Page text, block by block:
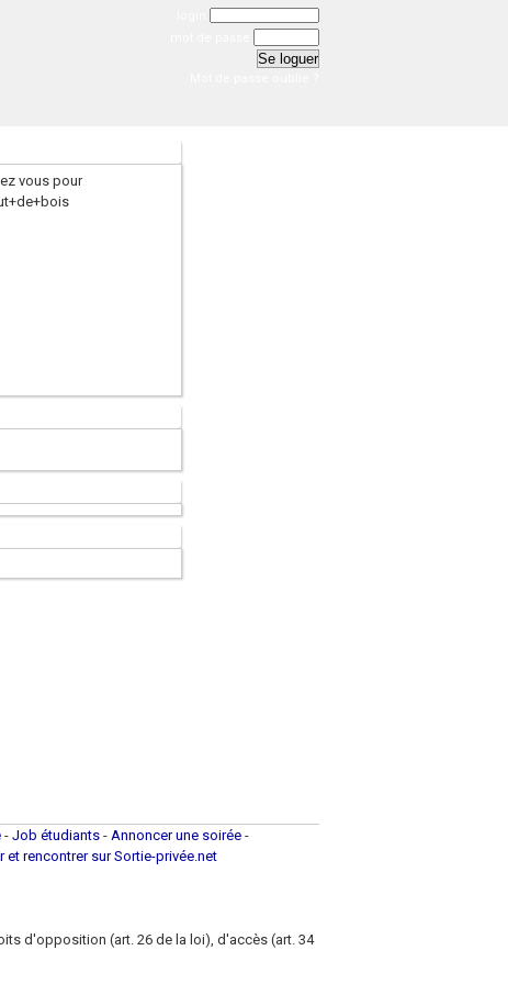
vous pour
- Job étudiants - Annoncer une soirée -
et rencontrer sur Sortie-privée.net
d'opposition (art. 26 de la loi), d'accès (art. 34